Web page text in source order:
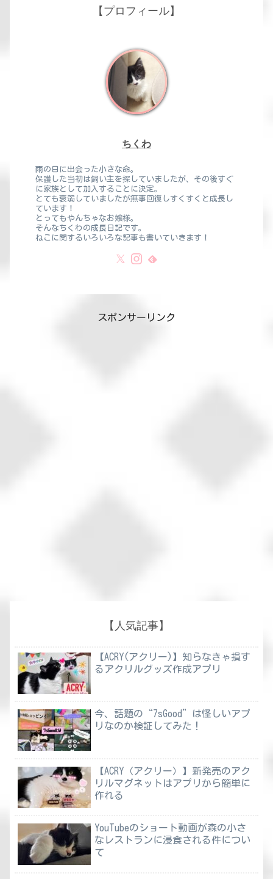
【プロフィール】
ちくわ
雨の日に出会った小さな命。
保護した当初は飼い主を探していましたが、その後すぐ
に家族として加入することに決定。
とても衰弱していましたが無事回復しすくすくと成長し
ています！
とってもやんちゃなお嬢様。
そんなちくわの成長日記です。
ねこに関するいろいろな記事も書いていきます！
スポンサーリンク
【人気記事】
【ACRY(アクリー)】知らなきゃ損す
るアクリルグッズ作成アプリ
今、話題の“7sGood”は怪しいアプ
リなのか検証してみた！
【ACRY（アクリー）】新発売のアク
リルマグネットはアプリから簡単に
作れる
YouTubeのショート動画が森の小さ
なレストランに浸食される件につい
て